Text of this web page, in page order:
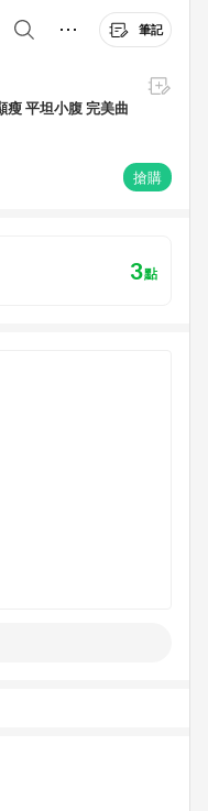
筆記
瘦 平坦小腹 完美曲
搶購
3點